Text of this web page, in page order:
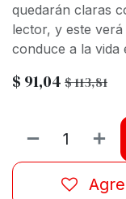
quedarán claras
lector, y este
conduce a la vida
$ 91,04 $113,81